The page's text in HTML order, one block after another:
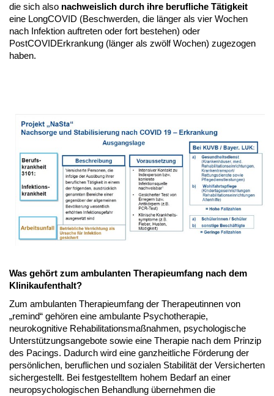
die sich also nachweislich durch ihre berufliche Tätigkeit
eine LongCOVID (Beschwerden, die länger als vier Wochen
nach Infektion auftreten oder fort bestehen) oder
PostCOVIDErkrankung (länger als zwölf Wochen) zugezogen
haben.
Was gehört zum ambulanten Therapieumfang nach dem
Klinikaufenthalt?
Zum ambulanten Therapieumfang der Therapeutinnen von
„remind“ gehören eine ambulante Psychotherapie,
neurokognitive Rehabilitationsmaßnahmen, psychologische
Unterstützungsangebote sowie eine Therapie nach dem Prinzip
des Pacings. Dadurch wird eine ganzheitliche Förderung der
persönlichen, beruflichen und sozialen Stabilität der Versicherten
sichergestellt. Bei festgestelltem hohem Bedarf an einer
neuropsychologischen Behandlung übernehmen die